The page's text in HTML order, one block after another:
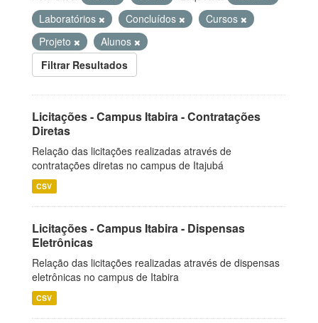
Laboratórios
Concluídos
Cursos
Projeto
Alunos
Filtrar Resultados
Licitações - Campus Itabira - Contratações
Diretas
Relação das licitações realizadas através de
contratações diretas no campus de Itajubá
CSV
Licitações - Campus Itabira - Dispensas
Eletrônicas
Relação das licitações realizadas através de dispensas
eletrônicas no campus de Itabira
CSV